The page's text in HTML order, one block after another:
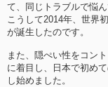
て、同じトラブルで悩
こうして2014年、世界
が誕生したのです。
また、隠ぺい性をコン
に着目し、日本で初め
し始めました。